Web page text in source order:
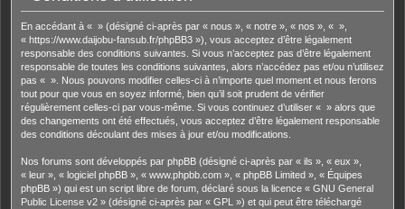
En accédant à « » (désigné ci-après par « nous », « notre », « nos », « »,
« https://www.daijobu-fansub.fr/phpBB3 »), vous acceptez d’être légalement
responsable des conditions suivantes. Si vous n’acceptez pas d’être légalement
responsable de toutes les conditions suivantes, alors n’accédez pas et/ou n’utilisez
pas « ». Nous pouvons modifier celles-ci à n’importe quel moment et nous ferons
tout pour que vous en soyez informé, bien qu’il soit prudent de vérifier
régulièrement celles-ci par vous-même. Si vous continuez d’utiliser « » alors que
des changements ont été effectués, vous acceptez d’être légalement responsable
des conditions découlant des mises à jour et/ou modifications.
Nos forums sont développés par phpBB (désigné ci-après par « ils », « eux »,
« leur », « logiciel phpBB », « www.phpbb.com », « phpBB Limited », « Équipes
phpBB ») qui est un script libre de forum, déclaré sous la licence « GNU General
Public License v2 » (désigné ci-après par « GPL ») et qui peut être téléchargé